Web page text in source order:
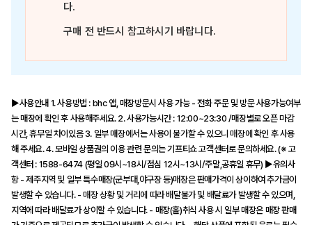
다.
구매 전 반드시 참고하시기 바랍니다.
▶사용안내 1. 사용방법 : bhc 앱, 매장방문시 사용 가능 - 전화 주문 및 방문 사용가능여부
는 매장에 확인 후 사용해주세요. 2. 사용가능시간 : 12:00~23:30 /매장별로 오픈 마감
시간, 휴무일 차이있음 3. 일부 매장에서는 사용이 불가할 수 있으니 매장에 확인 후 사용
해 주세요. 4. 모바일 상품권의 이용 관련 문의는 기프티쇼 고객센터로 문의하세요. (※ 고
객센터 : 1588-6474 (평일 09시~18시/점심 12시~13시/주말,공휴일 휴무) ▶유의사
항 - 제주지역 및 일부 특수매장(군부대,야구장 등)매장은 판매가격이 상이하여 추가금이
발생할 수 있습니다. - 매장 상황 및 거리에 따라 배달불가 및 배달료가 발생할 수 있으며,
지역에 따라 배달료가 상이할 수 있습니다. - 매장(홀)취식 사용 시 일부 매장은 매장 판매